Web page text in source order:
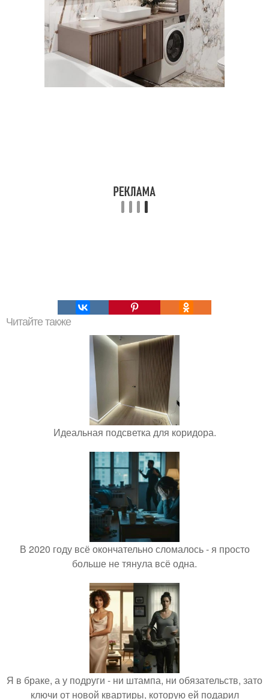
Читайте также
Идеальная подсветка для коридора.
В 2020 году всё окончательно сломалось - я просто
больше не тянула всё одна.
Я в браке, а у подруги - ни штампа, ни обязательств, зато
ключи от новой квартиры, которую ей подарил